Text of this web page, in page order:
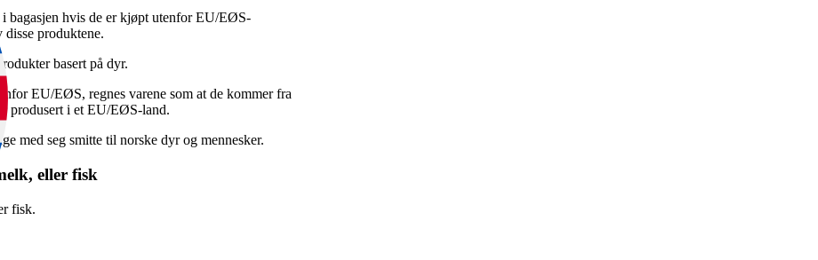
bagasjen hvis de er kjøpt utenfor EU/EØS-
produktene.
basert på dyr.
EU/EØS, regnes varene som at de kommer fra
produsert i et EU/EØS-land.
med seg smitte til norske dyr og mennesker.
eller fisk
fisk.